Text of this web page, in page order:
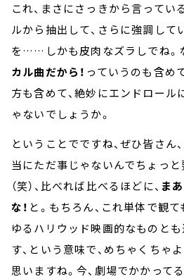
これ、まさにさっきから言ってい
ルから抽出して、さらに強調して
を……しかも皮肉なズラしでね。
カル曲だから！ っていうのも含め
方も含めて、絶妙にエンドロール
ゃないでしょうか。
ということでですね、ぜひ皆さん
当にただ事じゃないんでちょっ
（笑）、比べれば比べるほどに、 ま
な！ と。もちろん、これ単体で観
ゆるハリウッド映画的なものと
す、という意味で、めちゃくちゃ
思いますね。今、劇場でかかって